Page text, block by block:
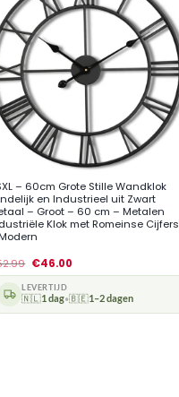
– 60cm Grote Stille Wandklok
en Industrieel uit Zwart
– Groot – 60 cm – Metalen
Klok met Romeinse Cijfers
€46.00
LEVERTIJD
🇳🇱1 dag•🇧🇪1–2 dagen